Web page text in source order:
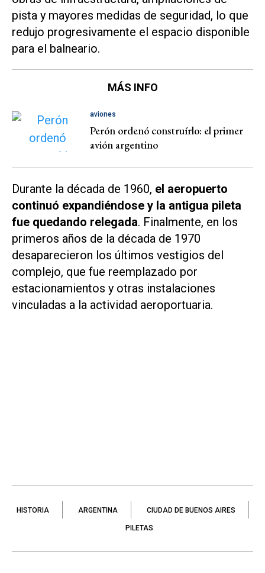
pista y mayores medidas de seguridad, lo que
redujo progresivamente el espacio disponible
para el balneario.
MÁS INFO
aviones
Perón ordenó construírlo: el primer
avión argentino
Durante la década de 1960, el aeropuerto
continuó expandiéndose y la antigua pileta
fue quedando relegada. Finalmente, en los
primeros años de la década de 1970
desaparecieron los últimos vestigios del
complejo, que fue reemplazado por
estacionamientos y otras instalaciones
vinculadas a la actividad aeroportuaria.
HISTORIA ARGENTINA CIUDAD DE BUENOS AIRES
PILETAS